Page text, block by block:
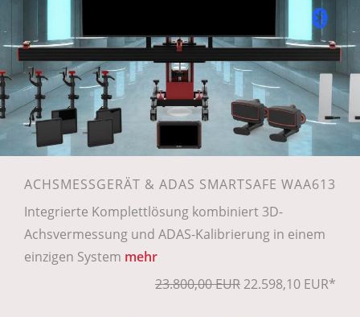
ACHSMESSGERÄT & ADAS SMARTSAFE WAA613
Integrierte Komplettlösung kombiniert 3D-
Achsvermessung und ADAS-Kalibrierung in einem
einzigen System mehr
23.800,00 EUR 22.598,10 EUR*